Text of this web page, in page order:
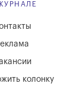
колонку